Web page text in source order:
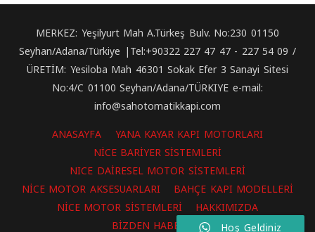
MERKEZ: Yeşilyurt Mah A.Türkeş Bulv. No:230 01150
Seyhan/Adana/Türkiye |Tel:+90322 227 47 47 - 227 54 09 /
ÜRETİM: Yesiloba Mah 46301 Sokak Efer 3 Sanayi Sitesi
No:4/C 01100 Seyhan/Adana/TÜRKIYE e-mail:
info@sahotomatikkapi.com
ANASAYFA
YANA KAYAR KAPI MOTORLARI
NİCE BARİYER SİSTEMLERİ
NICE DAİRESEL MOTOR SİSTEMLERİ
NİCE MOTOR AKSESUARLARI
BAHÇE KAPI MODELLERİ
NİCE MOTOR SİSTEMLERİ
HAKKIMIZDA
BİZDEN HABERLER
Hoş Geldiniz